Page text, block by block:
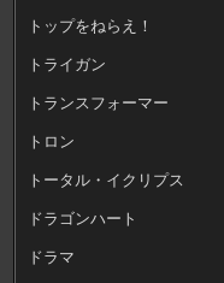
トップをねらえ！
トライガン
トランスフォーマー
トロン
トータル・イクリプス
ドラゴンハート
ドラマ